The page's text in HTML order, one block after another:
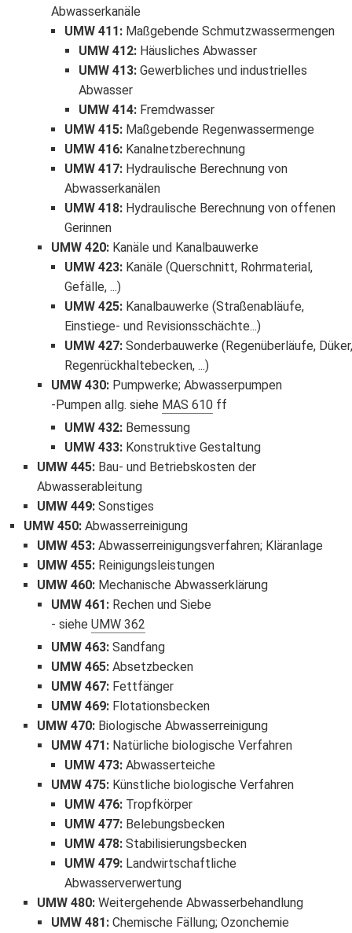
Abwasserkanäle
UMW 411: Maßgebende Schmutzwassermengen
UMW 412:Häusliches Abwasser
UMW 413:Gewerbliches und industrielles
Abwasser
UMW 414:Fremdwasser
UMW 415: Maßgebende Regenwassermenge
UMW 416: Kanalnetzberechnung
UMW 417: Hydraulische Berechnung von
Abwasserkanälen
UMW 418: Hydraulische Berechnung von offenen
Gerinnen
UMW 420:Kanäle und Kanalbauwerke
UMW 423: Kanäle (Querschnitt, Rohrmaterial,
Gefälle, ...)
UMW 425: Kanalbauwerke (Straßenabläufe,
Einstiege- und Revisionsschächte...)
UMW 427: Sonderbauwerke (Regenüberläufe,
Regenrückhaltebecken, ...)
UMW 430:Pumpwerke; Abwasserpumpen
Pumpen allg. siehe MAS 610ff
UMW 432: Bemessung
UMW 433: Konstruktive Gestaltung
UMW 445: Bau- und Betriebskosten der
Abwasserableitung
UMW 449: Sonstiges
UMW 450:Abwasserreinigung
UMW 453: Abwasserreinigungsverfahren; Kläranlage
UMW 455: Reinigungsleistungen
UMW 460: Mechanische Abwasserklärung
UMW 461:Rechen und Siebe
siehe UMW 362
UMW 463:Sandfang
UMW 465:Absetzbecken
UMW 467:Fettfänger
UMW 469:Flotationsbecken
UMW 470: Biologische Abwasserreinigung
UMW 471:Natürliche biologische Verfahren
UMW 473: Abwasserteiche
UMW 475:Künstliche biologische Verfahren
UMW 476: Tropfkörper
UMW 477: Belebungsbecken
UMW 478: Stabilisierungsbecken
UMW 479: Landwirtschaftliche
Abwasserverwertung
UMW 480: Weitergehende Abwasserbehandlung
UMW 481:Chemische Fällung; Ozonchemie